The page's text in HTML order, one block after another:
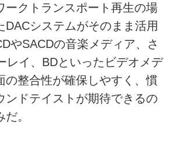
クトランスポート再生の場
DACシステムがそのまま活用
やSACDの音楽メディア、さ
レイ、BDといったビデオメデ
の整合性が確保しやすく、慣
ンドテイストが期待できるの
。